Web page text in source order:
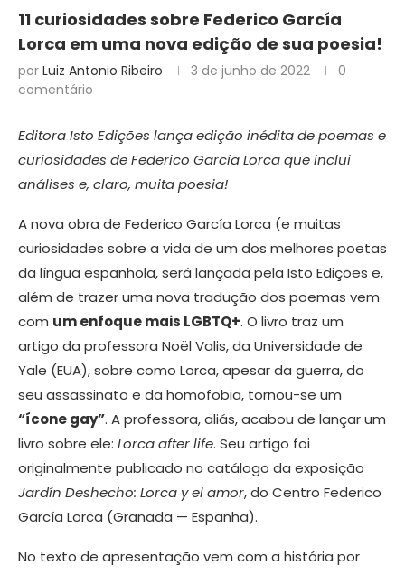
11 curiosidades sobre Federico García
Lorca em uma nova edição de sua poesia!
por Luiz Antonio Ribeiro 3 de junho de 2022
0
comentário
Editora Isto Edições lança edição inédita de poemas e
curiosidades de Federico García Lorca que inclui
análises e, claro, muita poesia!
A nova obra de Federico García Lorca (e muitas
curiosidades sobre a vida de um dos melhores poetas
da língua espanhola, será lançada pela Isto Edições e,
além de trazer uma nova tradução dos poemas vem
com um enfoque mais LGBTQ+. O livro traz um
artigo da professora Noël Valis, da Universidade de
Yale (EUA), sobre como Lorca, apesar da guerra, do
seu assassinato e da homofobia, tornou-se um
“ícone gay”. A professora, aliás, acabou de lançar um
livro sobre ele: Lorca after life. Seu artigo foi
originalmente publicado no catálogo da exposição
Jardín Deshecho: Lorca y el amor, do Centro Federico
García Lorca (Granada — Espanha).
No texto de apresentação vem com a história por